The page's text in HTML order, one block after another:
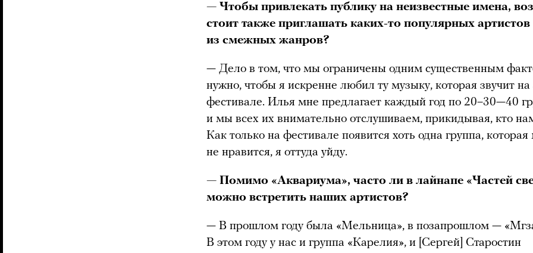
— Чтобы привлекать публику на неизвестные имена,
стоит также приглашать каких-то популярных артистов
из смежных жанров?
— Дело в том, что мы ограничены одним существенным
нужно, чтобы я искренне любил ту музыку, которая звучит на
фестивале. Илья мне предлагает каждый год по 20–30—40
и мы всех их внимательно отслушиваем, прикидывая, кто
Как только на фестивале появится хоть одна группа, которая
не нравится, я оттуда уйду.
— Помимо «Аквариума», часто ли в лайнапе «Частей
можно встретить наших артистов?
— В прошлом году была «Мельница», в позапрошлом —
В этом году у нас и группа «Карелия», и [Сергей] Старостин